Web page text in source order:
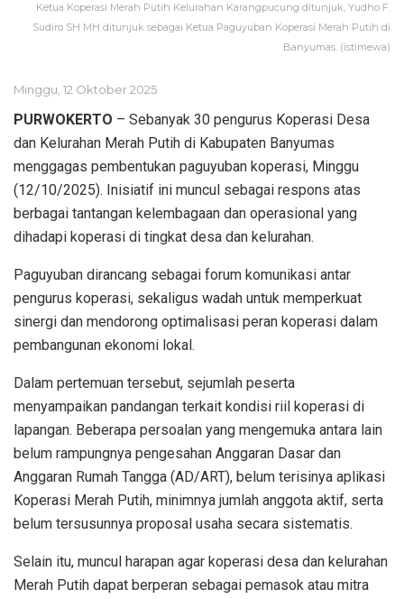
Ketua Koperasi Merah Putih Kelurahan Karangpucung ditunjuk, Yudho F.
Sudiro SH MH ditunjuk sebagai Ketua Paguyuban Koperasi Merah Putih di
Banyumas. (istimewa)
Minggu, 12 Oktober 2025
PURWOKERTO – Sebanyak 30 pengurus Koperasi Desa
dan Kelurahan Merah Putih di Kabupaten Banyumas
menggagas pembentukan paguyuban koperasi, Minggu
(12/10/2025). Inisiatif ini muncul sebagai respons atas
berbagai tantangan kelembagaan dan operasional yang
dihadapi koperasi di tingkat desa dan kelurahan.
Paguyuban dirancang sebagai forum komunikasi antar
pengurus koperasi, sekaligus wadah untuk memperkuat
sinergi dan mendorong optimalisasi peran koperasi dalam
pembangunan ekonomi lokal.
Dalam pertemuan tersebut, sejumlah peserta
menyampaikan pandangan terkait kondisi riil koperasi di
lapangan. Beberapa persoalan yang mengemuka antara lain
belum rampungnya pengesahan Anggaran Dasar dan
Anggaran Rumah Tangga (AD/ART), belum terisinya aplikasi
Koperasi Merah Putih, minimnya jumlah anggota aktif, serta
belum tersusunnya proposal usaha secara sistematis.
Selain itu, muncul harapan agar koperasi desa dan kelurahan
Merah Putih dapat berperan sebagai pemasok atau mitra